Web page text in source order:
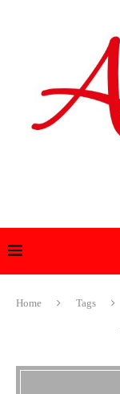
Home Tags